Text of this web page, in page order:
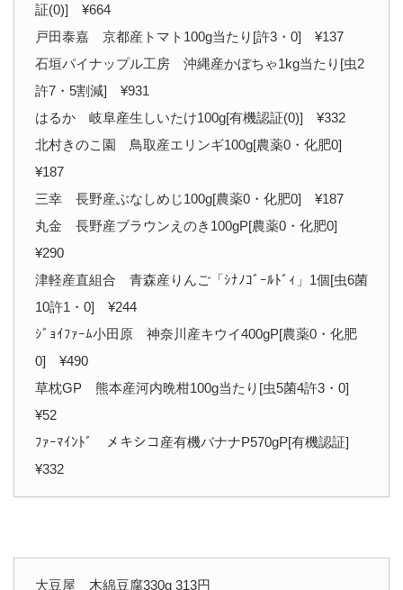
証(0)] ¥664
戸田泰嘉 京都産トマト100g当たり[許3・0] ¥137
石垣パイナップル工房 沖縄産かぼちゃ1kg当たり[虫2
許7・5割減] ¥931
はるか 岐阜産生しいたけ100g[有機認証(0)] ¥332
北村きのこ園 鳥取産エリンギ100g[農薬0・化肥0]
¥187
三幸 長野産ぶなしめじ100g[農薬0・化肥0] ¥187
丸金 長野産ブラウンえのき100gP[農薬0・化肥0]
¥290
津軽産直組合 青森産りんご「ｼﾅﾉｺﾞｰﾙﾄﾞｨ」1個[虫6菌
10許1・0] ¥244
ｼﾞｮｲﾌｧｰﾑ小田原 神奈川産キウイ400gP[農薬0・化肥
0] ¥490
草枕GP 熊本産河内晩柑100g当たり[虫5菌4許3・0]
¥52
ﾌｧｰﾏｲﾝﾄﾞ メキシコ産有機バナナP570gP[有機認証]
¥332
大豆屋 木綿豆腐330g 313円